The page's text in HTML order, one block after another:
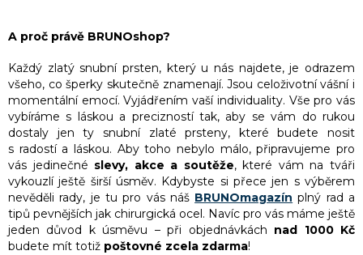
A proč právě BRUNOshop?
Každý zlatý snubní prsten, který u nás najdete, je odrazem
všeho, co šperky skutečně znamenají. Jsou celoživotní vášní i
momentální emocí. Vyjádřením vaší individuality. Vše pro vás
vybíráme s láskou a precizností tak, aby se vám do rukou
dostaly jen ty snubní zlaté prsteny, které budete nosit
s radostí a láskou. Aby toho nebylo málo, připravujeme pro
vás jedinečné slevy, akce a soutěže, které vám na tváři
vykouzlí ještě širší úsměv. Kdybyste si přece jen s výběrem
nevěděli rady, je tu pro vás náš BRUNOmagazín plný rad a
tipů pevnějších jak chirurgická ocel. Navíc pro vás máme ještě
jeden důvod k úsměvu – při objednávkách nad 1000 Kč
budete mít totiž poštovné zcela zdarma!